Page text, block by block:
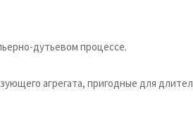
дутьевом процессе.
агрегата, пригодные для